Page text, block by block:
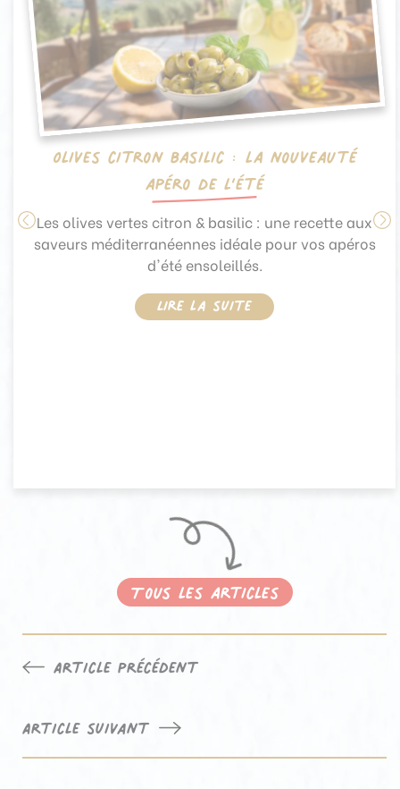
Olives citron basilic : la nouveauté
apéro de l’été
Les olives vertes citron & basilic : une recette aux
saveurs méditerranéennes idéale pour vos apéros
d'été ensoleillés.
Lire la suite
Tous les articles
Navigation
de
l’article
Article précédent
Article suivant